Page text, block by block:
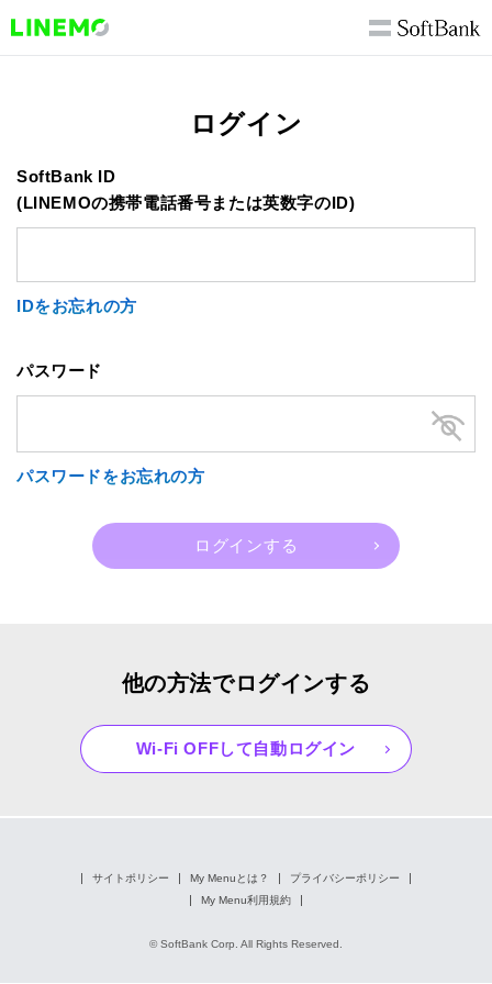
ログイン
SoftBank ID
(LINEMOの携帯電話番号または英数字のID)
IDをお忘れの方
パスワード
パスワードをお忘れの方
他の方法でログインする
Wi-Fi OFFして自動ログイン
サイトポリシー My Menuとは？
プライバシーポリシー
My Menu利用規約
© SoftBank Corp. All Rights Reserved.